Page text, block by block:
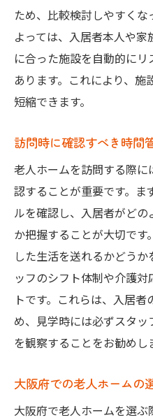
ため、比較検討しやすく
よっては、入居者本人や
に合った施設を自動的に
あります。これにより、
短縮できます。
訪問時に確認すべき時間
老人ホームを訪問する際
認することが重要です。ま
ルを確認し、入居者がど
か把握することが大切で
した生活を送れるかどう
ッフのシフト体制や介護
トです。これらは、入居
め、見学時には必ずスタ
を観察することをお勧めし
大阪府での老人ホームの
大阪府で老人ホームを選